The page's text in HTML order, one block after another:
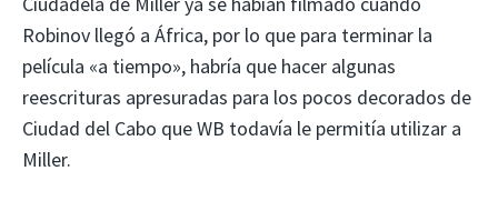
Robinov llegó a África, por lo que para terminar la
película «a tiempo», habría que hacer algunas
reescrituras apresuradas para los pocos decorados de
Ciudad del Cabo que WB todavía le permitía utilizar a
Miller.